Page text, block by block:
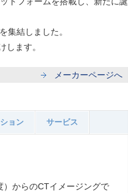
集結しました。
します。
メーカーページへ
ョン サービス
からのCTイメージングで